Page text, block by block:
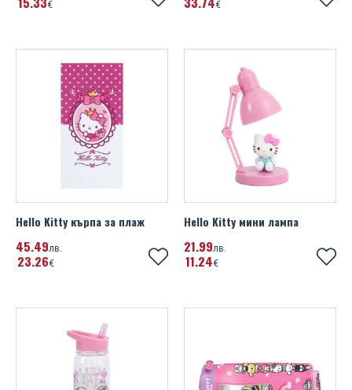
€ €
Hello Kitty кърпа за плаж
45 49лв.
23 26€
Hello Kitty мини лампа
21 99лв.
11 24€